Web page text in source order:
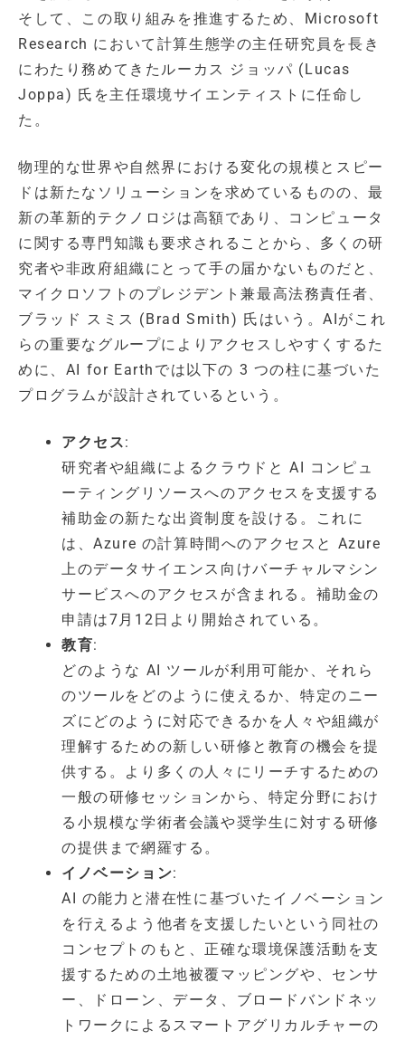
そして、この取り組みを推進するため、Microsoft
Research において計算生態学の主任研究員を長き
にわたり務めてきたルーカス ジョッパ (Lucas
Joppa) 氏を主任環境サイエンティストに任命し
た。
物理的な世界や自然界における変化の規模とスピー
ドは新たなソリューションを求めているものの、最
新の革新的テクノロジは高額であり、コンピュータ
に関する専門知識も要求されることから、多くの研
究者や非政府組織にとって手の届かないものだと、
マイクロソフトのプレジデント兼最高法務責任者、
ブラッド スミス (Brad Smith) 氏はいう。AIがこれ
らの重要なグループによりアクセスしやすくするた
めに、AI for Earthでは以下の 3 つの柱に基づいた
プログラムが設計されているという。
アクセス:
研究者や組織によるクラウドと AI コンピュ
ーティングリソースへのアクセスを支援する
補助金の新たな出資制度を設ける。これに
は、Azure の計算時間へのアクセスと Azure
上のデータサイエンス向けバーチャルマシン
サービスへのアクセスが含まれる。補助金の
申請は7月12日より開始されている。
教育:
どのような AI ツールが利用可能か、それら
のツールをどのように使えるか、特定のニー
ズにどのように対応できるかを人々や組織が
理解するための新しい研修と教育の機会を提
供する。より多くの人々にリーチするための
一般の研修セッションから、特定分野におけ
る小規模な学術者会議や奨学生に対する研修
の提供まで網羅する。
イノベーション:
AI の能力と潜在性に基づいたイノベーション
を行えるよう他者を支援したいという同社の
コンセプトのもと、正確な環境保護活動を支
援するための土地被覆マッピングや、センサ
ー、ドローン、データ、ブロードバンドネッ
トワークによるスマートアグリカルチャーの